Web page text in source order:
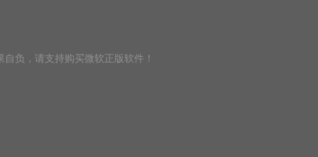
负，请支持购买微软正版软件！